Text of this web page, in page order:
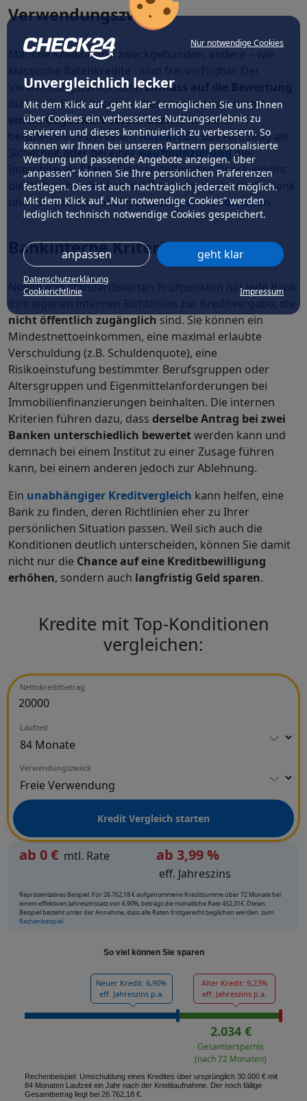
Nur notwendige Cookies
Unvergleichlich lecker
Mit dem Klick auf „geht klar” ermöglichen Sie uns Ihnen
über Cookies ein verbessertes Nutzungserlebnis zu
servieren und dieses kontinuierlich zu verbessern. So
können wir Ihnen bei unseren Partnern personalisierte
Werbung und passende Angebote anzeigen. Über
„anpassen” können Sie Ihre persönlichen Präferenzen
festlegen. Dies ist auch nachträglich jederzeit möglich.
Mit dem Klick auf „Nur notwendige Cookies” werden
lediglich technisch notwendige Cookies gespeichert.
anpassen geht klar
Datenschutzerklärung
Cookierichtlinie
Impressum
Verwendungszweck
Manche Kredite sind zweckgebunden, andere – wie
Verwendungszweck kannEinfluss auf die Bewertung
durch die Bank haben, insbesondere wenn ermit
einem Gegenwert verbundenist. So dient
beispielsweise bei einemAutokreditdas Fahrzeug als
Sicherheit oder bei einerBaufinanzierungdie
Immobilie als Pfand. Ein klar definierter Zweck erhöht
die Wahrscheinlichkeit auf Zustimmung durch die Bank
und führt zudem häufig zubesseren Konditionen
Bankinterne Kriterien
Neben den standardisierten Prüfpunkten hat jede Bank
nicht öffentlich zugänglichsind. Sie können ein
Mindestnettoeinkommen, eine maximal erlaubte
Verschuldung (z.B. Schuldenquote), eine
Risikoeinstufung bestimmter Berufsgruppen oder
Altersgruppen und Eigenmittelanforderungen bei
Immobilienfinanzierungen beinhalten. Die internen
Kriterien führen dazu, dass derselbe Antrag bei zwei
Banken unterschiedlich bewertetwerden kann und
demnach bei einem Institut zu einer Zusage führen
kann, bei einem anderen jedoch zur Ablehnung.
Ein unabhängiger Kreditvergleich kann helfen, eine
Bank zu finden, deren Richtlinien eher zu Ihrer
persönlichen Situation passen. Weil sich auch die
Konditionen deutlich unterscheiden, können Sie damit
nicht nur die Chance auf eine Kreditbewilligung
erhöhen, sondern auch langfristig Geld sparen.
Kredite mit Top-Konditionen
vergleichen:
Nettokreditbetrag
Laufzeit
Verwendungszweck
Kredit Vergleich starten
ab 0€ mtl. Rate ab 3,99 %
eff. Jahreszins
Repräsentatives Beispiel: Für 26.762,18 € aufgenommene Kreditsumme über 72 Monate bei
einem effektiven Jahreszinssatz von 6.90%, beträgt die monatliche Rate 452,31€. Dieses
Beispiel besteht unter der Annahme, dass alle Raten fristgerecht beglichen werden. zum
Rechenbeispiel
So viel können Sie sparen
Neuer Kredit: 6,90%
eff. Jahreszins p.a.
Alter Kredit: 9,23%
eff. Jahreszins p.a.
2.034 €
Gesamtersparnis
(nach 72 Monaten)
Rechenbeispiel: Umschuldung eines Kredites über ursprünglich 30.000 € mit
84 Monaten Laufzeit ein Jahr nach der Kreditaufnahme. Der noch fällige
Gesamtbetrag liegt bei 26.762,18 €.